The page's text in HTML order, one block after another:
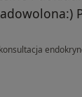
konsultacja